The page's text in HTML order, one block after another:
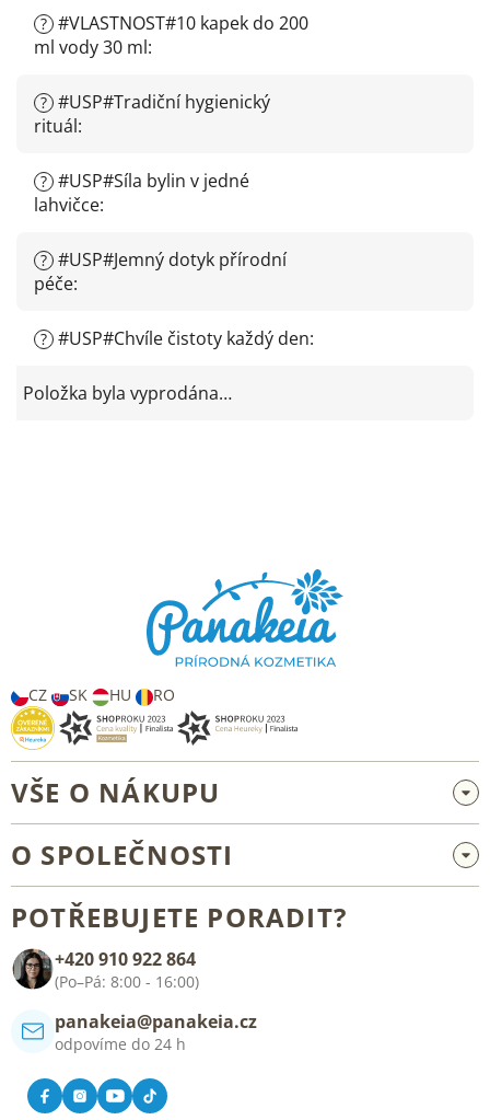
? #VLASTNOST#10 kapek do 200
ml vody 30 ml:
? #USP#Tradiční hygienický
rituál:
? #USP#Síla bylin v jedné
lahvičce:
? #USP#Jemný dotyk přírodní
péče:
? #USP#Chvíle čistoty každý den:
Položka byla vyprodána…
CZ SK HU RO
VŠE O NÁKUPU
Velkoobchod a spolupráce
Všeobecné obchodní podmínky
O SPOLEČNOSTI
Kontakt
POTŘEBUJETE PORADIT?
+420 910 922 864
(Po–Pá: 8:00 - 16:00)
panakeia@panakeia.cz
odpovíme do 24 h